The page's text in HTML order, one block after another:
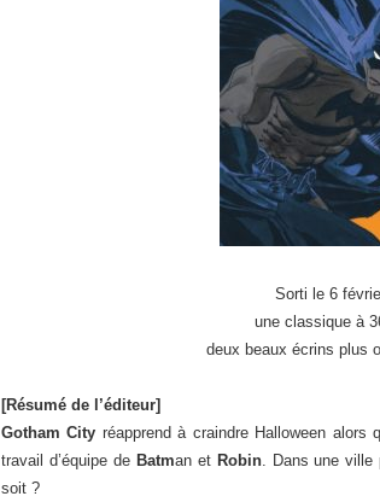
Sorti le 6
une classique à
deux beaux écrins plus
[Résumé de l’éditeur]
Gotham City réapprend à craindre Halloween alors
travail d’équipe de Batman et Robin. Dans une ville
soit ?